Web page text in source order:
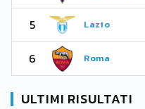
5 Lazio
6 Roma
ULTIMI RISULTATI